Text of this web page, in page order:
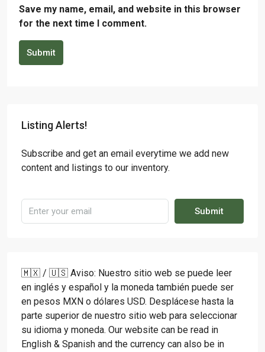
Save my name, email, and website in this browser
for the next time I comment.
Submit
Listing Alerts!
Subscribe and get an email everytime we add new
content and listings to our inventory.
Submit
🇲🇽 / 🇺🇸 Aviso: Nuestro sitio web se puede leer
en inglés y español y la moneda también puede ser
en pesos MXN o dólares USD. Desplácese hasta la
parte superior de nuestro sitio web para seleccionar
su idioma y moneda. Our website can be read in
English & Spanish and the currency can also be in